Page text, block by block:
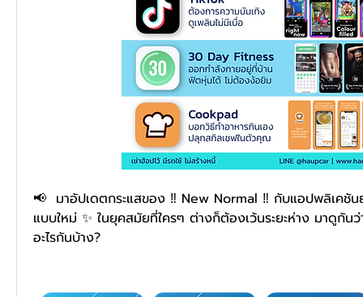
📢  มาอัปเดตกระแสของ ‼ New Normal ‼ กับแอปพลิเคชั
แบบใหม่ ✨ ในยุคสมัยที่ใครๆ ต่างก็ต้องเว้นระยะห่าง มาดูกัน
อะไรกันบ้าง?